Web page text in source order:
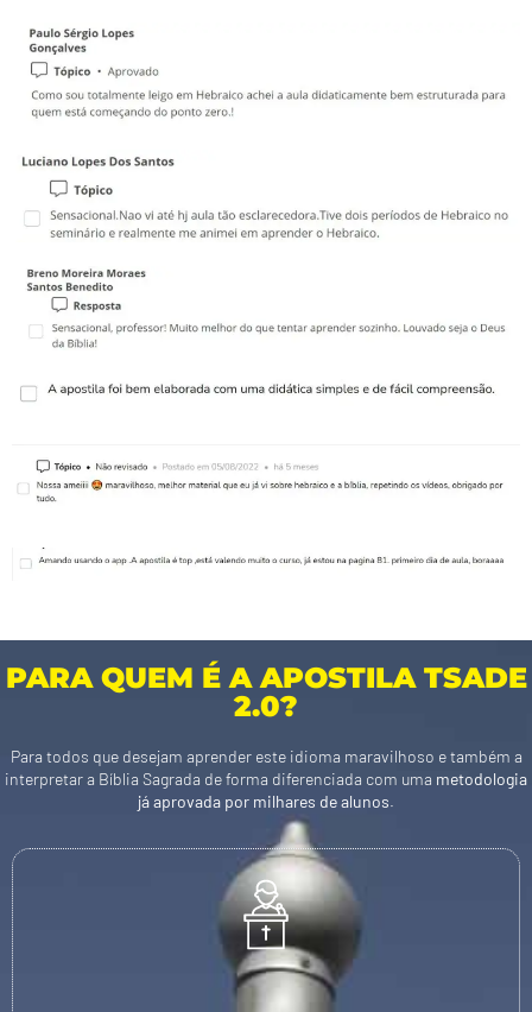
PARA QUEM É A APOSTILA TSADE
2.0?
Para todos que desejam aprender este idioma maravilhoso e também a
interpretar a Bíblia Sagrada de forma diferenciada com uma metodologia
já aprovada por milhares de alunos.